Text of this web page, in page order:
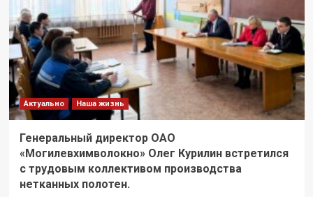
Актуально Наша жизнь
Генеральный директор ОАО
«Могилевхимволокно» Олег Курилин встретился
с трудовым коллективом производства
нетканных полотен.